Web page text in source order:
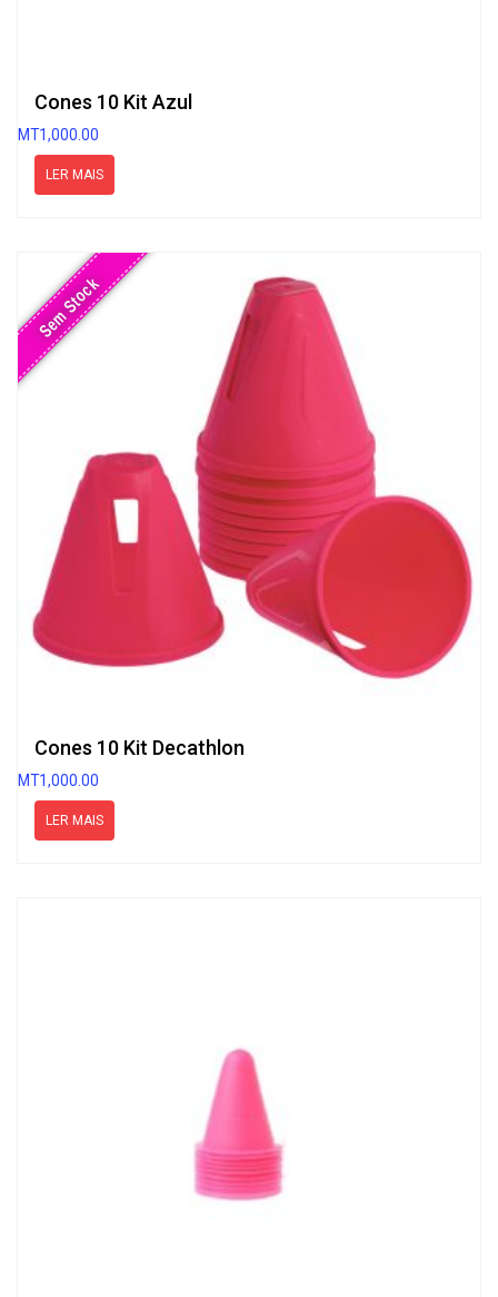
Cones 10 Kit Azul
MT1,000.00
LER MAIS
Sem Stock
Cones 10 Kit Decathlon
MT1,000.00
LER MAIS